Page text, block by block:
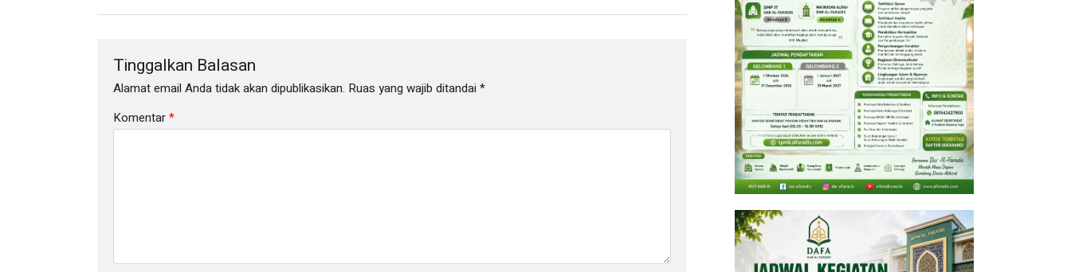
Tinggalkan Balasan
Alamat email Anda tidak akan dipublikasikan. Ruas yang wajib ditandai *
Komentar*